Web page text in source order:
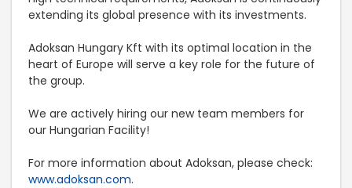
extending its global presence with its investments.
Adoksan Hungary Kft with its optimal location in the
heart of Europe will serve a key role for the future of
the group.
We are actively hiring our new team members for
our Hungarian Facility!
For more information about Adoksan, please check:
www.adoksan.com.